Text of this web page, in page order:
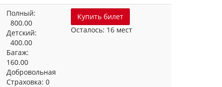
Полный:
800.00
Детский:
400.00
Багаж:
160.00
Добровольная
Страховка: 0
Купить билет
Осталось: 16 мест